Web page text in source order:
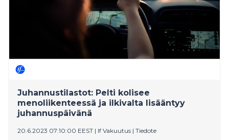
Juhannustilastot: Pelti kolisee
menoliikenteessä ja ilkivalta lisääntyy
juhannuspäivänä
20.6.2023 07:10:00 EEST | If Vakuutus | Tiedote